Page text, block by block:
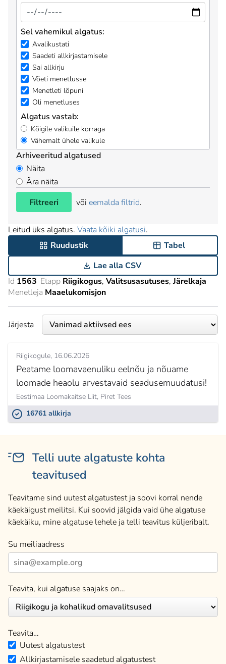
Sel vahemikul algatus:
Avalikustati
Saadeti allkirjastamisele
Sai allkirju
Võeti menetlusse
Menetleti lõpuni
Oli menetluses
Algatus vastab:
Kõigile valikuile korraga
Vähemalt ühele valikule
Arhiveeritud algatused
Näita
Ära näita
Filtreeri
või eemalda filtrid.
Leitud üks algatus. Vaata kõiki algatusi.
Ruudustik
Tabel
Lae alla CSV
Id 1563 Etapp Riigikogus Valitsusasutuses Järelkaja
Menetleja Maaelukomisjon
Järjesta
Riigikogule 16.06.2026
Peatame loomavaenuliku eelnõu ja nõuame
loomade heaolu arvestavaid seadusemuudatusi!
Eestimaa Loomakaitse Liit, Piret Tees
16761 allkirja
Telli uute algatuste kohta
teavitused
Teavitame sind uutest algatustest ja soovi korral nende
käekäigust meilitsi. Kui soovid jälgida vaid ühe algatuse
käekäiku, mine algatuse lehele ja telli teavitus küljeribalt.
Su meiliaadress
Teavita, kui algatuse saajaks on…
Teavita…
Uutest algatustest
Allkirjastamisele saadetud algatustest